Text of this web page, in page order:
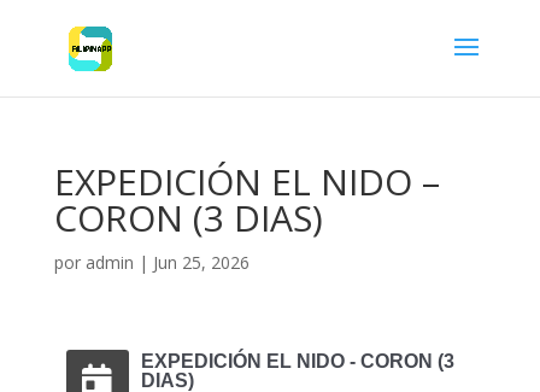
EXPEDICIÓN EL NIDO –
CORON (3 DIAS)
por admin | Jun 25, 2026
EXPEDICIÓN EL NIDO - CORON (3
DIAS)